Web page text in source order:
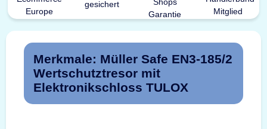
Merkmale: Müller Safe EN3-185/2
Wertschutztresor mit
Elektronikschloss TULOX